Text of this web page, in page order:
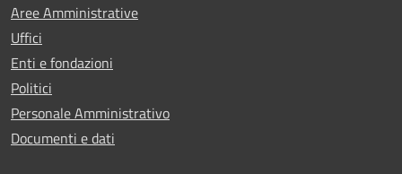
Aree Amministrative
Uffici
Enti e fondazioni
Politici
Personale Amministrativo
Documenti e dati